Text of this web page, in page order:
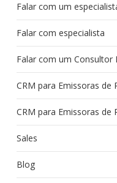
Falar com um
Falar com especialista
Falar com um Consultor
CRM para Emissoras de
CRM para Emissoras de
Sales
Blog